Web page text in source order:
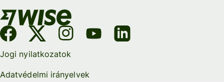
Jogi nyilatkozatok
Adatvédelmi irányelvek